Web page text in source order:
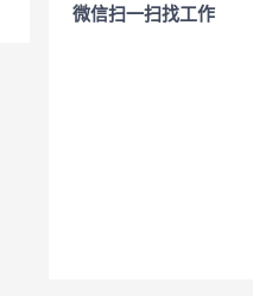
微信扫一扫找工作